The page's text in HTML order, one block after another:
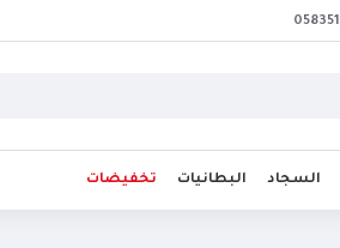
السجاد البطانيات تخفيضات